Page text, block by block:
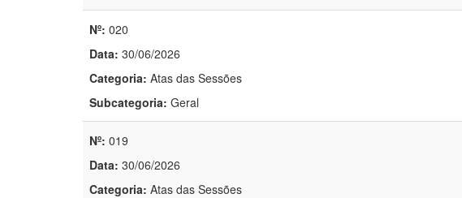
Nº: 020
Data: 30/06/2026
Categoria: Atas das Sessões
Subcategoria: Geral
Nº: 019
Data: 30/06/2026
Categoria: Atas das Sessões